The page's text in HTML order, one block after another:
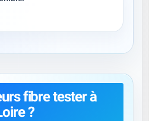
fibre tester à
?